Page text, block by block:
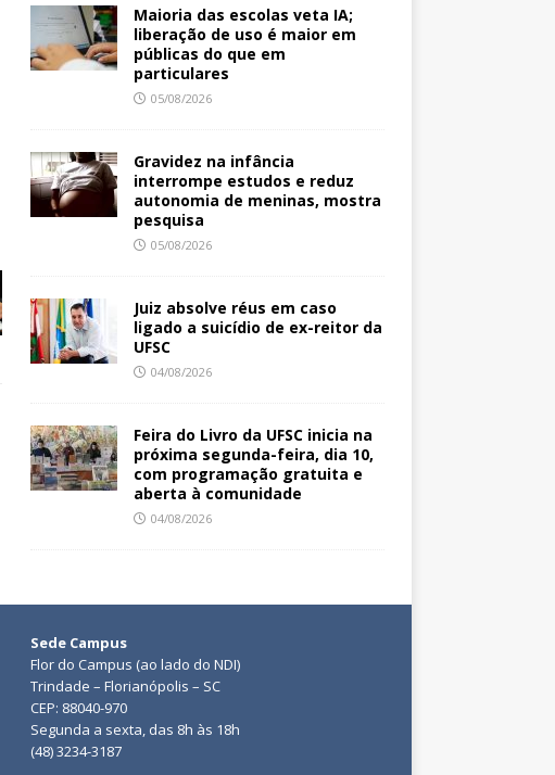
Maioria das escolas veta IA;
liberação de uso é maior em
públicas do que em
particulares
05/08/2026
Gravidez na infância
interrompe estudos e reduz
autonomia de meninas, mostra
pesquisa
05/08/2026
Juiz absolve réus em caso
ligado a suicídio de ex-reitor da
UFSC
04/08/2026
Feira do Livro da UFSC inicia na
próxima segunda-feira, dia 10,
com programação gratuita e
aberta à comunidade
04/08/2026
Sede Campus
Flor do Campus (ao lado do NDI)
Trindade – Florianópolis – SC
CEP: 88040-970
Segunda a sexta, das 8h às 18h
(48) 3234-3187